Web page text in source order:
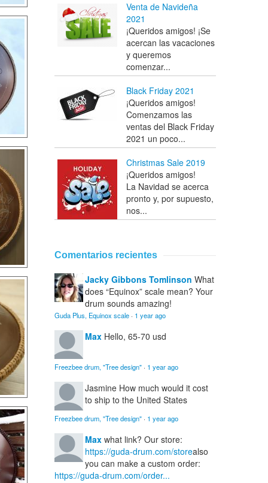
Venta de Navideña
2021
¡Queridos amigos! ¡Se
acercan las vacaciones
y queremos
comenzar...
Black Friday 2021
¡Queridos amigos!
Comenzamos las
ventas del Black Friday
2021 un poco...
Christmas Sale 2019
¡Queridos amigos!
La Navidad se acerca
pronto y, por supuesto,
nos...
Comentarios recientes
Jacky Gibbons Tomlinson What
does “Equinox” scale mean? Your
drum sounds amazing!
Guda Plus, Equinox scale · 1 year ago
Max Hello, 65-70 usd
Freezbee drum, "Tree design" · 1 year ago
Jasmine How much would it cost
to ship to the United States
Freezbee drum, "Tree design" · 1 year ago
Max what link? Our store:
https://guda-drum.com/storealso
you can make a custom order:
https://guda-drum.com/order...